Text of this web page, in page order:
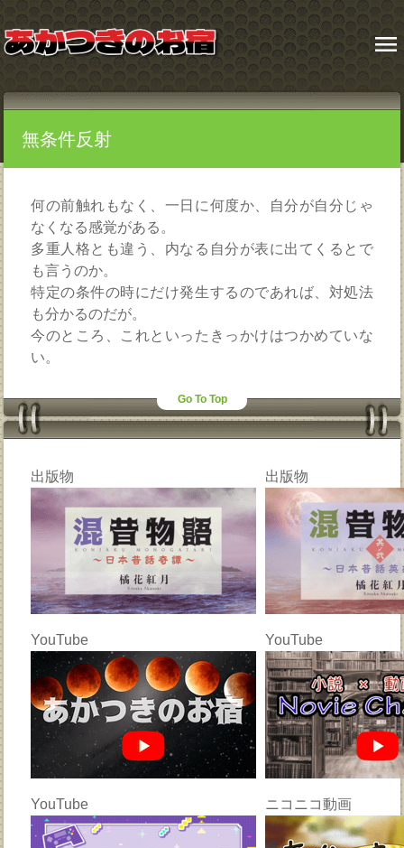
menu
無条件反射
何の前触れもなく、一日に何度か、自分が自分じゃ
なくなる感覚がある。
多重人格とも違う、内なる自分が表に出てくるとで
も言うのか。
特定の条件の時にだけ発生するのであれば、対処法
も分かるのだが。
今のところ、これといったきっかけはつかめていな
い。
Go To Top
出版物 出版物
YouTube YouTube
YouTube ニコニコ動画